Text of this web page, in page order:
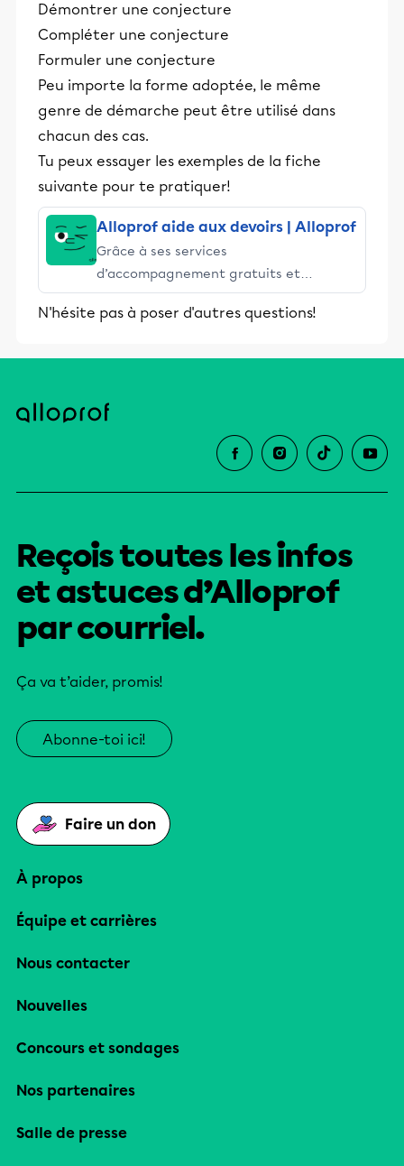
Démontrer une conjecture
Compléter une conjecture
Formuler une conjecture
Peu importe la forme adoptée, le même
genre de démarche peut être utilisé dans
chacun des cas.
Tu peux essayer les exemples de la fiche
suivante pour te pratiquer!
Alloprof aide aux devoirs | Alloprof
Grâce à ses services
d’accompagnement gratuits et
stimulants, Alloprof engage les élèves
et leurs parents dans la réussite
N'hésite pas à poser d'autres questions!
Reçois toutes les infos
et astuces d’Alloprof
par courriel.
Ça va t’aider, promis!
Abonne-toi ici!
Faire un don
À propos
Équipe et carrières
Nous contacter
Nouvelles
Concours et sondages
Nos partenaires
Salle de presse